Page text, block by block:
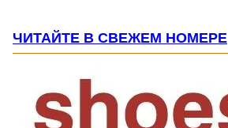
ЧИТАЙТЕ В СВЕЖЕМ НОМЕРЕ